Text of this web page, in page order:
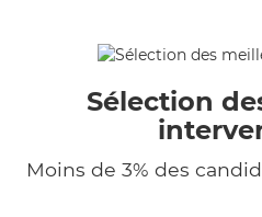
Sélection
Moins de 3% des